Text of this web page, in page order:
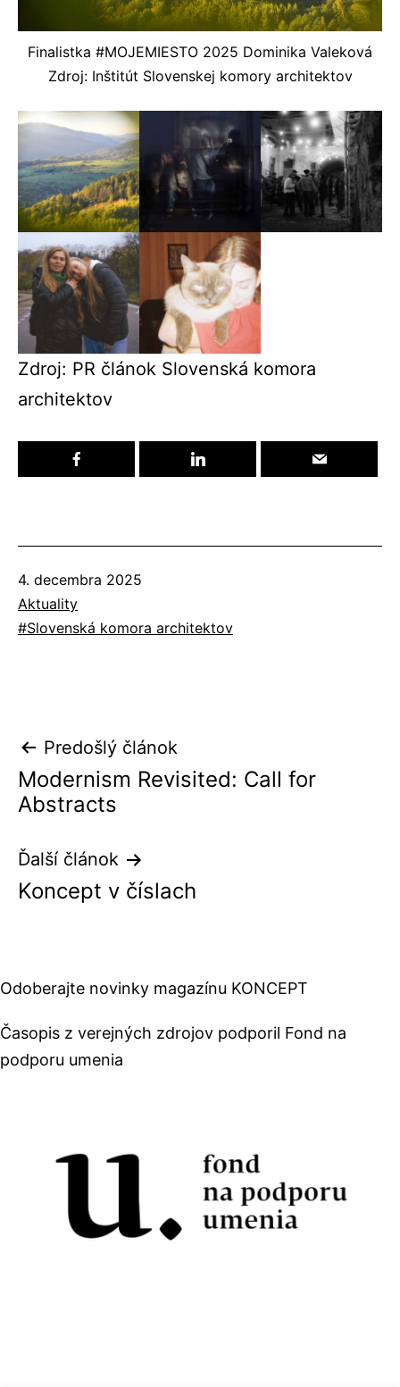
Finalistka #MOJEMIESTO 2025 Dominika Valeková
Zdroj: Inštitút Slovenskej komory architektov
Zdroj: PR článok Slovenská komora
architektov
Publikované
4. decembra 2025
Kategorizované
ako
Aktuality
Označené
Slovenská komora architektov
Navigácia
v
Predošlý článok
Modernism Revisited: Call for
Abstracts
Ďalší článok
Koncept v číslach
Odoberajte novinky magazínu KONCEPT
Časopis z verejných zdrojov podporil Fond na
podporu umenia